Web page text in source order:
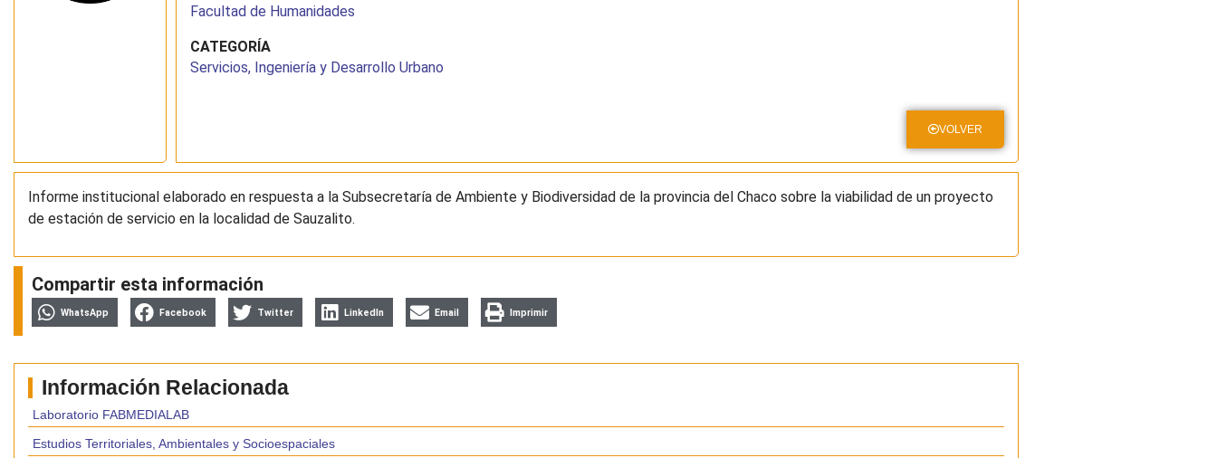
Facultad de Humanidades
CATEGORÍA
Servicios, Ingeniería y Desarrollo Urbano
VOLVER
Informe institucional elaborado en respuesta a la Subsecretaría de Ambiente y Biodiversidad de la provincia del Chaco sobre la viabilidad de un proyecto
de estación de servicio en la localidad de Sauzalito.
Compartir esta información
WhatsApp Facebook Twitter LinkedIn Email Imprimir
Información Relacionada
Laboratorio FABMEDIALAB
Estudios Territoriales, Ambientales y Socioespaciales